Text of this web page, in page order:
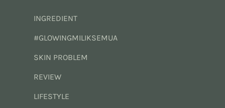
INGREDIENT
#GLOWINGMILIKSEMUA
SKIN PROBLEM
REVIEW
LIFESTYLE